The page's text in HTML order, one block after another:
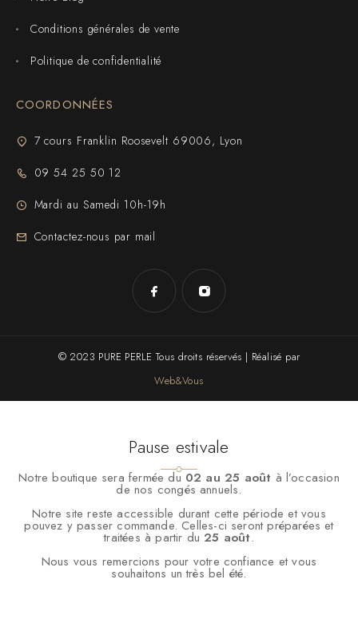
Conditions générales de vente
Politique de confidentialité
COORDONNÉES
7 cours Franklin Roosevelt 69006, Lyon
09 54 25 50 12
Mardi au Samedi 10h-19h
Contactez-nous par mail
© 2023 PURE PERLE Tous droits réservés | Réalisé par
Web&Vous
Pause estivale
Notre boutique sera fermée du 02 au 25 août à l’occasion
de nos congés annuels.
Notre site reste accessible durant cette période et vous
pouvez y passer commande. Celles-ci seront préparées et
traitées à partir du 25 août.
Nous vous remercions pour votre confiance et vous
souhaitons un très bel été.